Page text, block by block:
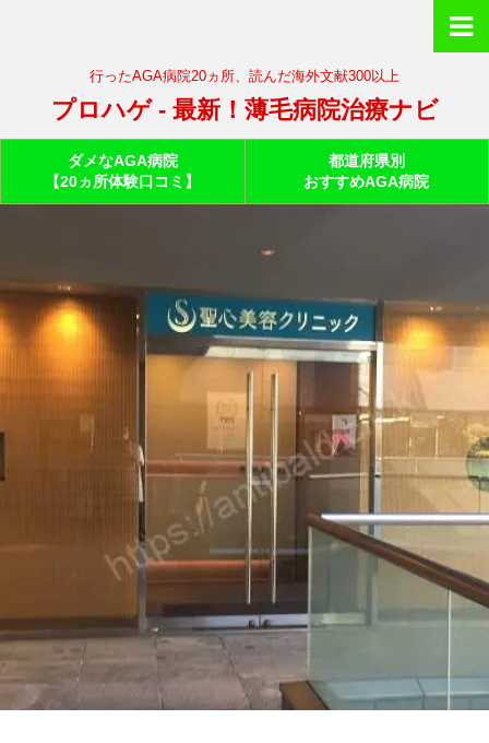
行ったAGA病院20ヵ所、読んだ海外文献300以上
プロハゲ - 最新！薄毛病院治療ナビ
ダメなAGA病院
【20ヵ所体験口コミ】
都道府県別
おすすめAGA病院